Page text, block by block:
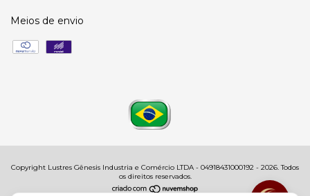
Meios de envio
Copyright Lustres Gênesis Industria e Comércio LTDA - 04918431000192 - 2026. Todos
os direitos reservados.